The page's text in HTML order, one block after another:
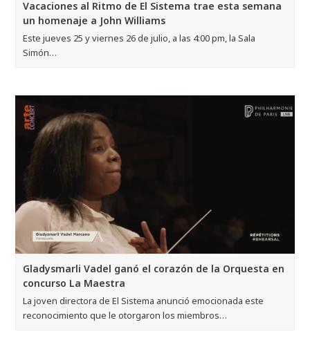
Vacaciones al Ritmo de El Sistema trae esta semana
un homenaje a John Williams
Este jueves 25 y viernes 26 de julio, a las 4:00 pm, la Sala
Simón…
Gladysmarli Vadel ganó el corazón de la Orquesta en
concurso La Maestra
La joven directora de El Sistema anunció emocionada este
reconocimiento que le otorgaron los miembros…